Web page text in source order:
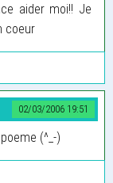
aider moi!! Je
coeur
02/03/2006 19:51
(^_-)